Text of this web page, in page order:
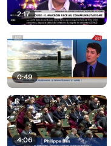
2:17
0:49
4:06